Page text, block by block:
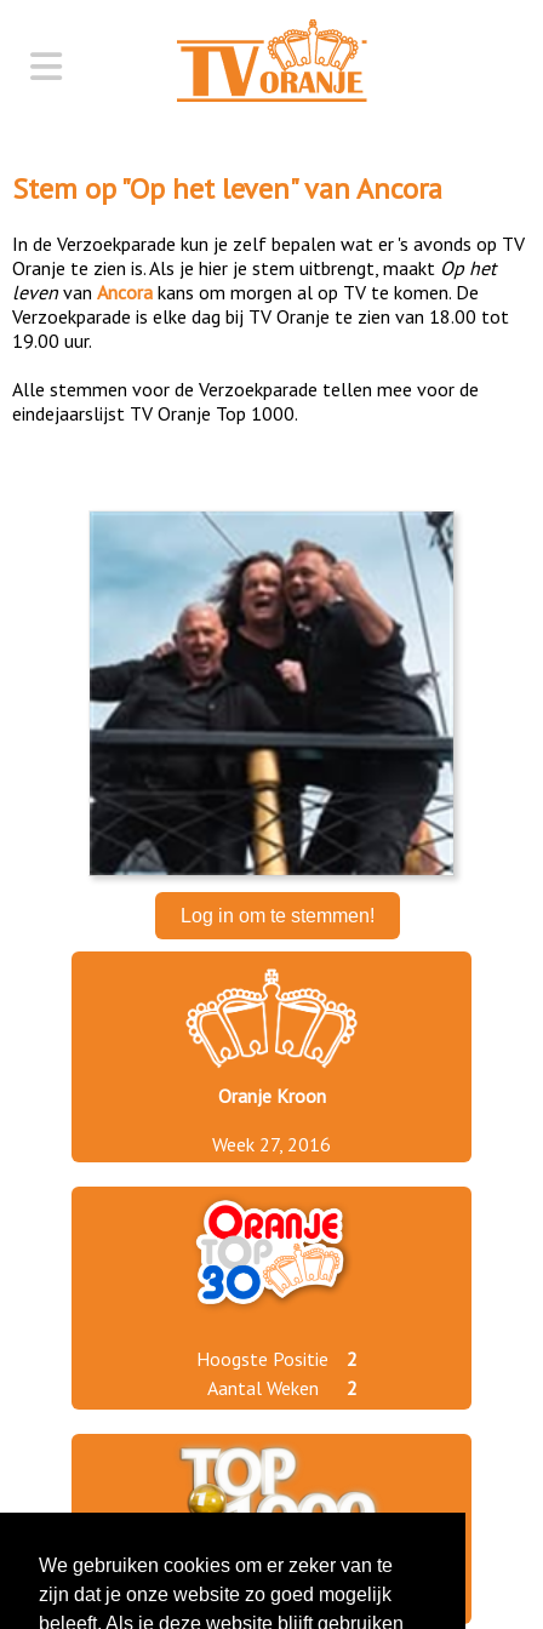
Stem op "Op het leven" vanAncora
In de Verzoekparade kun je zelf bepalen wat er 's avonds op TV
Oranje te zien is. Als je hier je stem uitbrengt, maakt Op het
leven van Ancora kans om morgen al op TV te komen. De
Verzoekparade is elke dag bij TV Oranje te zien van 18.00 tot
19.00 uur.
Alle stemmen voor de Verzoekparade tellen mee voor de
eindejaarslijst TV Oranje Top 1000.
Log in om te stemmen!
Oranje Kroon
Week 27, 2016
Hoogste Positie
2
Aantal Weken
2
Jaargang 2016 237
We gebruiken cookies om er zeker van te
zijn dat je onze website zo goed mogelijk
beleeft. Als je deze website blijft gebruiken